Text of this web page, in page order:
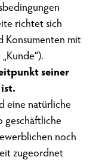
richtet sich
Konsumenten mit
seiner
eine natürliche
geschäftliche
noch
zugeordnet